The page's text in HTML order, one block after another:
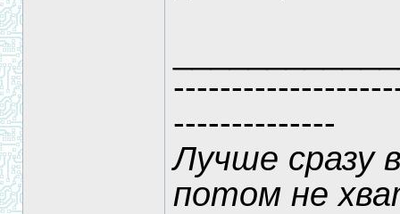
--------------
Лучше сразу
потом не